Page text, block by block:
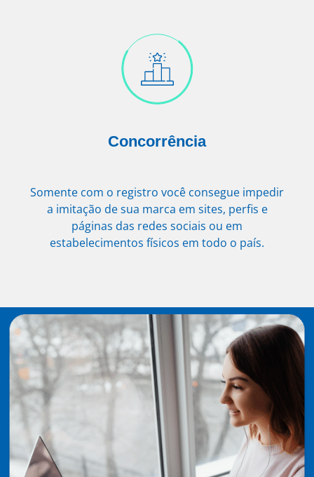
Concorrência
Somente com o registro você consegue impedir
a imitação de sua marca em sites, perfis e
páginas das redes sociais ou em
estabelecimentos físicos em todo o país.